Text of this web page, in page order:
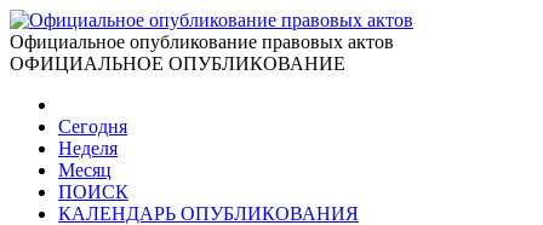
Официальное опубликование правовых актов
ОФИЦИАЛЬНОЕ ОПУБЛИКОВАНИЕ
Сегодня
Неделя
Месяц
ПОИСК
КАЛЕНДАРЬ ОПУБЛИКОВАНИЯ